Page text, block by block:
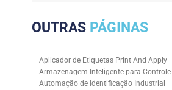
OUTRAS PÁGINAS
Aplicador de Etiquetas Print And Apply
Armazenagem Inteligente para
Automação de Identificação Industrial